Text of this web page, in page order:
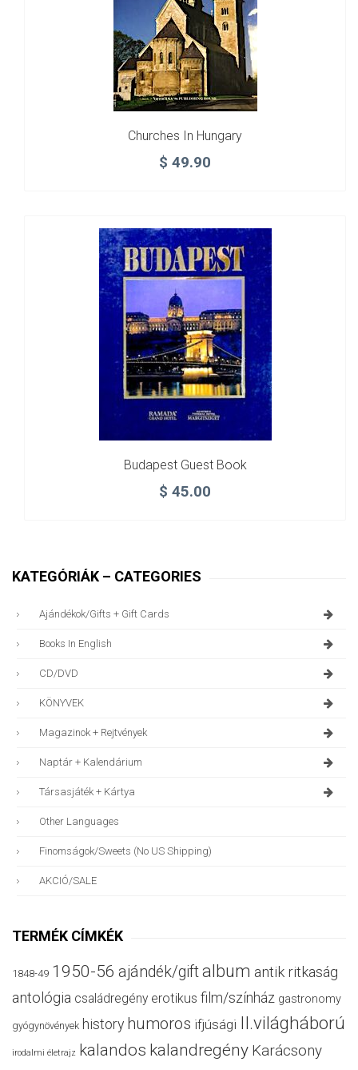
Churches In Hungary
$ 49.90
Budapest Guest Book
$ 45.00
KATEGÓRIÁK – CATEGORIES
Ajándékok/gifts + Gift Cards
Books In English
CD/DVD
KÖNYVEK
Magazinok + Rejtvények
Naptár + Kalendárium
Társasjáték + Kártya
Other Languages
Finomságok/sweets (no US Shipping)
AKCIÓ/SALE
TERMÉK CÍMKÉK
1848-49 1950-56 ajándék/giftalbum antik ritkaság
antológia családregény erotikus film/színház gastronomy
gyógynövények history humoros ifjúsági II.világháború
irodalmi életrajz kalandos kalandregény Karácsony